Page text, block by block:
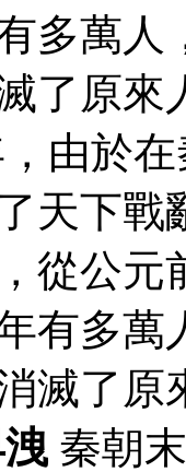
多萬人
了原來
由於
天下戰
從公
有多
滅了原
秦朝